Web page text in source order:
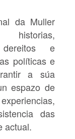
da Muller
historias,
e
políticas e
a súa
espazo de
das
actual.